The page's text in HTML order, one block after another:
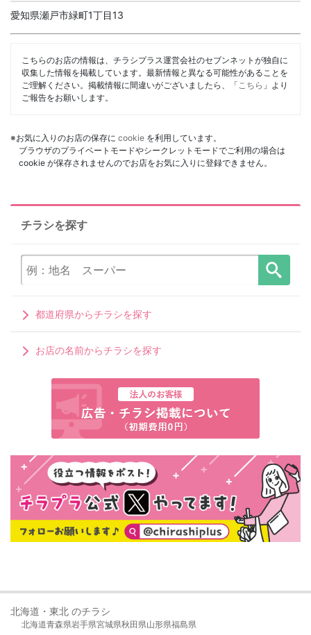
愛知県瀬戸市緑町1丁目13
こちらのお店の情報は、チラシプラス運営会社のセブンネットが独自に
収集した情報を掲載しています。最新情報と異なる可能性があることを
ご理解ください。掲載情報に間違いがございましたら、「 こちら 」より
ご報告をお願いします。
※お気に入りのお店の保存に cookie を利用しています。
ブラウザのプライベートモードやシークレットモードでご利用の場合は
cookie が保存されませんのでお店をお気に入りに登録できません。
チラシを探す
都道府県からチラシを探す
お店の名前からチラシを探す
北海道・東北 のチラシ
北海道青森県岩手県宮城県秋田県山形県福島県